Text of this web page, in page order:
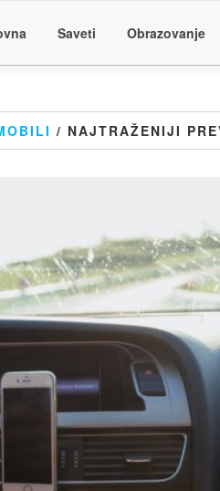
Saveti Obrazovanje
/ NAJTRAŽENIJI